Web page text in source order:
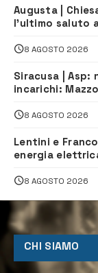
Augusta |
l’ultimo saluto
8 AGOSTO 2026
Siracusa | Asp:
incarichi:
Servizio Legale
8 AGOSTO 2026
Lentini e
energia
8 AGOSTO 2026
CHI SIAMO